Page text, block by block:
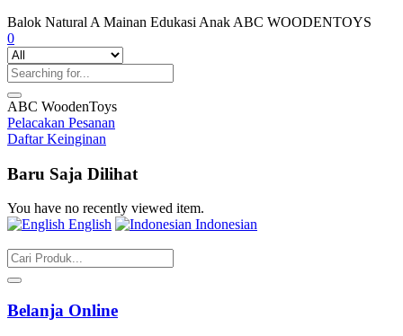
Balok Natural A Mainan Edukasi Anak ABC WOODENTOYS
0
ABC WoodenToys
Pelacakan Pesanan
Daftar Keinginan
Baru Saja Dilihat
You have no recently viewed item.
English
Indonesian
Belanja Online